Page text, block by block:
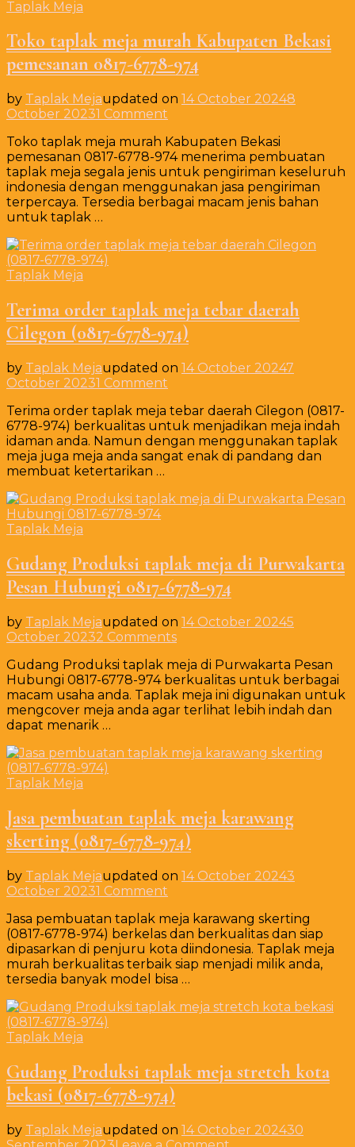
Taplak Meja
Toko taplak meja murah Kabupaten Bekasi
pemesanan 0817-6778-974
by Taplak Mejaupdated on 14 October 20248
October 20231 Comment
taplak
meja
murah
Kabupaten
Bekasi
6778-
Toko taplak meja murah Kabupaten Bekasi
pemesanan 0817-6778-974 menerima pembuatan
taplak meja segala jenis untuk pengiriman keseluruh
indonesia dengan menggunakan jasa pengiriman
terpercaya. Tersedia berbagai macam jenis bahan
untuk taplak …
Taplak Meja
Terima order taplak meja tebar daerah
Cilegon (0817-6778-974)
by Taplak Mejaupdated on 14 October 20247
October 20231 Comment
order
taplak
meja
tebar
(0817-
Terima order taplak meja tebar daerah Cilegon (0817-
6778-974) berkualitas untuk menjadikan meja indah
idaman anda. Namun dengan menggunakan taplak
meja juga meja anda sangat enak di pandang dan
membuat ketertarikan …
Taplak Meja
Gudang Produksi taplak meja di Purwakarta
Pesan Hubungi 0817-6778-974
by Taplak Mejaupdated on 14 October 20245
October 20232 Commentson
Produksi
taplak
meja
di
Hubungi
Gudang Produksi taplak meja di Purwakarta Pesan
Hubungi 0817-6778-974 berkualitas untuk berbagai
macam usaha anda. Taplak meja ini digunakan untuk
mengcover meja anda agar terlihat lebih indah dan
dapat menarik …
Taplak Meja
Jasa pembuatan taplak meja karawang
skerting (0817-6778-974)
by Taplak Mejaupdated on 14 October 20243
October 20231 Comment
pembuatan
taplak
meja
karawang
skerting
6778-
Jasa pembuatan taplak meja karawang skerting
(0817-6778-974) berkelas dan berkualitas dan siap
dipasarkan di penjuru kota diindonesia. Taplak meja
murah berkualitas terbaik siap menjadi milik anda,
tersedia banyak model bisa …
Taplak Meja
Gudang Produksi taplak meja stretch kota
bekasi (0817-6778-974)
by Taplak Mejaupdated on 14 October 202430